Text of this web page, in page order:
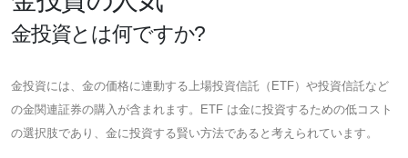
金投資とは何ですか?
金投資には、金の価格に連動する上場投資信託（ETF）や投資信託など
の金関連証券の購入が含まれます。ETF は金に投資するための低コスト
の選択肢であり、金に投資する賢い方法であると考えられています。